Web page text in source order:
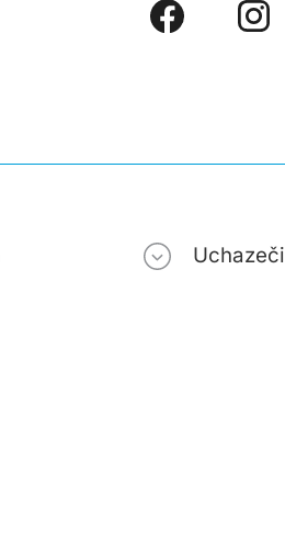
Uchazeči